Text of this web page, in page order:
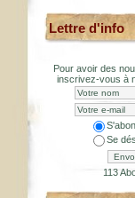
Lettre d'info
Pour avoir des
inscrivez-vous à
Se
113